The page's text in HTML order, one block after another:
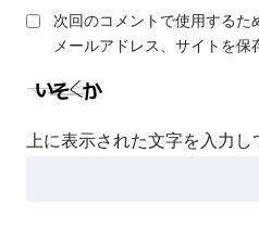
次回のコメントで使用するた
メールアドレス、サイトを保
上に表示された文字を入力し